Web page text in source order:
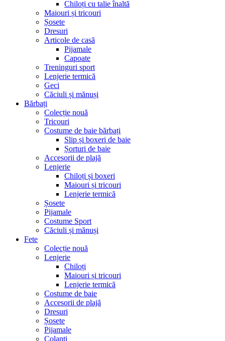
Chiloți cu talie înaltă
Maiouri și tricouri
Șosete
Dresuri
Articole de casă
Pijamale
Capoate
Treninguri sport
Lenjerie termică
Geci
Căciuli și mănuși
Bărbați
Colecție nouă
Tricouri
Costume de baie bărbați
Slip și boxeri de baie
Șorturi de baie
Accesorii de plajă
Lenjerie
Chiloți și boxeri
Maiouri și tricouri
Lenjerie termică
Șosete
Pijamale
Costume Sport
Căciuli și mănuși
Fete
Colecție nouă
Lenjerie
Chiloți
Maiouri și tricouri
Lenjerie termică
Costume de baie
Accesorii de plajă
Dresuri
Șosete
Pijamale
Colanți